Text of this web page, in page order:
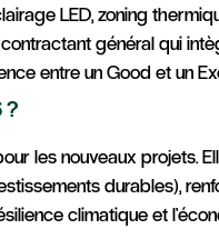
LED, zoning
général qui
entre un Good et un
?
les nouveaux projets.
durables),
climatique et